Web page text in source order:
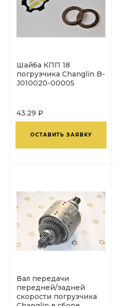
Шайба КПП 18
погрузчика Changlin B-
J010020-00005
43.29 ₽
ОСТАВИТЬ ЗАЯВКУ
Вал передачи
передней/задней
скорости погрузчика